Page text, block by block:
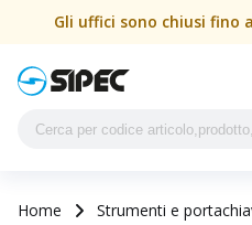
Gli uffici sono chiusi fino
Home Strumenti e